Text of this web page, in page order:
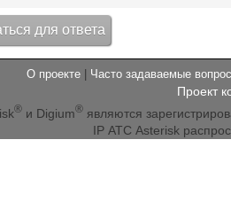
О проекте Часто задаваемые
Проект
® и Digium® являются
IP АТС Asterisk